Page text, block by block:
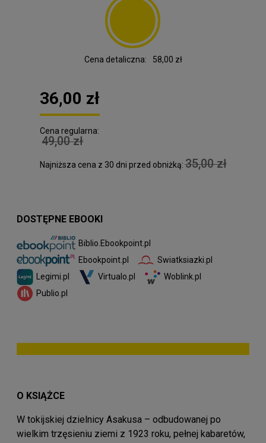
36,00 zł
Cena regularna:
49,00 zł
Najniższa cena z 30 dni przed obniżką:35,00 zł
Cena detaliczna: 58,00 zł
DOSTĘPNE EBOOKI
Biblio.Ebookpoint.pl
Ebookpoint.pl
Swiatksiazki.pl
Legimi.pl
Virtualo.pl
Woblink.pl
Publio.pl
O KSIĄŻCE
W tokijskiej dzielnicy Asakusa – odbudowanej po
wielkim trzęsieniu ziemi z 1923 roku, pełnej kabaretów,